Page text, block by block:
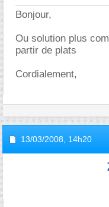
Bonjour,
Ou solution plus
partir de plats
Cordialement,
13/03/2008, 14h20